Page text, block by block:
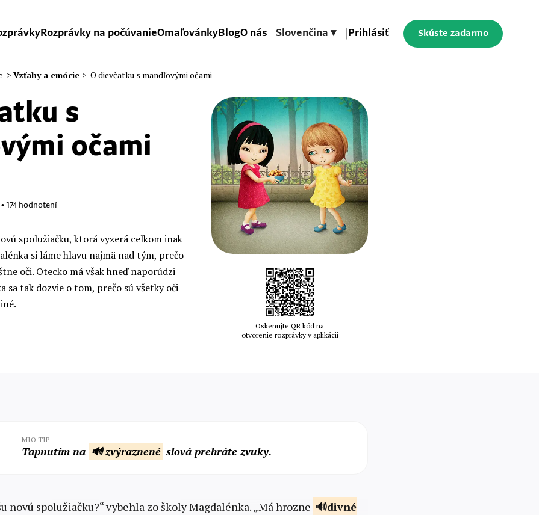
Rozprávky na počúvanieOmaľovánkyBlogO nás Slovenčina ▾ Prihlásiť Skúste zadarmo
> Vzťahy a emócie > O dievčatku s mandľovými očami
s
očami
• 174hodnotení
spolužiačku, ktorá vyzerá celkom inak
si láme hlavu najmä nad tým, prečo
oči. Otecko má však hneď naporúdzi
sa tak dozvie o tom, prečo sú všetky oči
Oskenujte QR kód na
otvorenie rozprávky v aplikácii
MIO TIP
Tapnutím na 🔊 zvýraznené slová prehráte zvuky.
novú spolužiačku?“ vybehla zo školy Magdalénka. „Má hrozne
divné